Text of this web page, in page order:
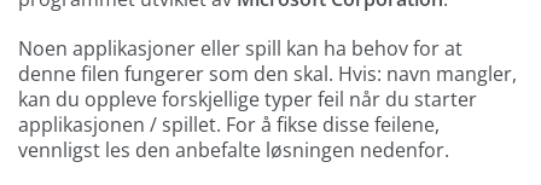
Noen applikasjoner eller spill kan ha behov for at
denne filen fungerer som den skal. Hvis: navn mangler,
kan du oppleve forskjellige typer feil når du starter
applikasjonen / spillet. For å fikse disse feilene,
vennligst les den anbefalte løsningen nedenfor.